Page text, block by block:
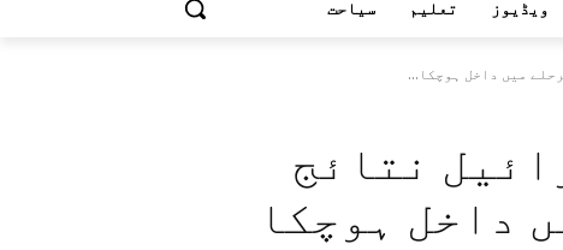
ویڈیوز تعلیم سیاحت
، اسرائیل نتائج
داخل ہوچکا